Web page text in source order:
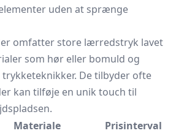
uden at sprænge
omfatter store lærredstryk lavet
som hør eller bomuld og
De tilbyder ofte
kan tilføje en unik touch til
Materiale
Prisinterval